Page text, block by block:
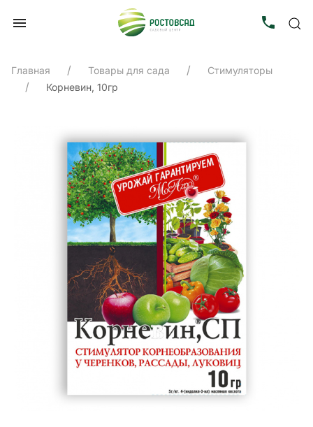
Главная Товары для сада
Стимуляторы
Корневин, 10гр